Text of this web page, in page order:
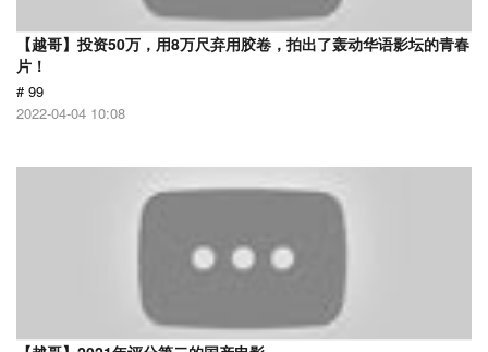
【越哥】投资50万，用8万尺弃用胶卷，拍出了轰动华语影坛的青春
片！
# 99
2022-04-04 10:08